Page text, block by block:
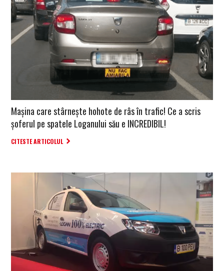
Mașina care stârnește hohote de râs în trafic! Ce a scris
șoferul pe spatele Loganului său e INCREDIBIL!
CITESTE ARTICOLUL